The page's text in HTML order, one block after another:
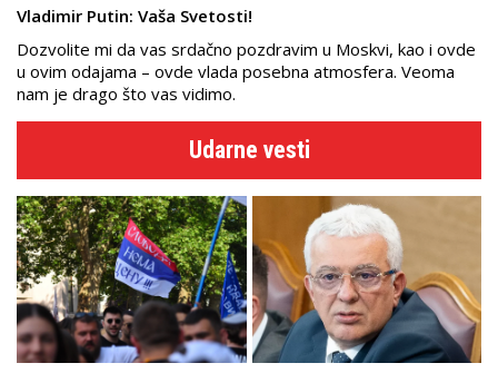
Vladimir Putin: Vaša Svetosti!
Dozvolite mi da vas srdačno pozdravim u Moskvi, kao i ovde
u ovim odajama – ovde vlada posebna atmosfera. Veoma
nam je drago što vas vidimo.
Udarne vesti